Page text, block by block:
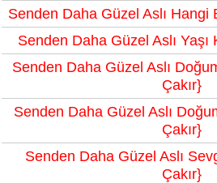
Senden Daha Güzel Aslı Hangi
Senden Daha Güzel Aslı Yaşı
Senden Daha Güzel Aslı
Çakır}
Senden Daha Güzel Aslı
Çakır}
Senden Daha Güzel Aslı
Çakır}